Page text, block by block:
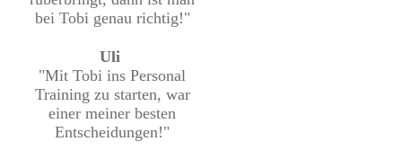
bei Tobi genau richtig!"
Uli
"Mit Tobi ins Personal
Training zu starten, war
einer meiner besten
Entscheidungen!"